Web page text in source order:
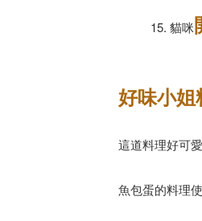
15. 貓咪
好味小姐
這道料理好可
魚包蛋的料理